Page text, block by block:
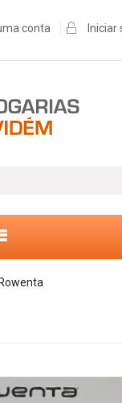
conta Iniciar